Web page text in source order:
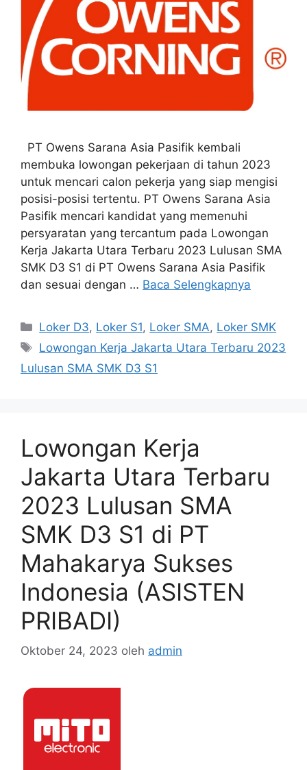
PT Owens Sarana Asia Pasifik kembali
membuka lowongan pekerjaan di tahun 2023
untuk mencari calon pekerja yang siap mengisi
posisi-posisi tertentu. PT Owens Sarana Asia
Pasifik mencari kandidat yang memenuhi
persyaratan yang tercantum pada Lowongan
Kerja Jakarta Utara Terbaru 2023 Lulusan SMA
SMK D3 S1 di PT Owens Sarana Asia Pasifik
dan sesuai dengan … Baca Selengkapnya
Kategori
Loker D3, Loker S1, Loker SMA, Loker SMK
Tag
Lowongan Kerja Jakarta Utara Terbaru 2023
Lulusan SMA SMK D3 S1
Lowongan Kerja
Jakarta Utara Terbaru
2023 Lulusan SMA
SMK D3 S1 di PT
Mahakarya Sukses
Indonesia (ASISTEN
PRIBADI)
Oktober 24, 2023 oleh admin